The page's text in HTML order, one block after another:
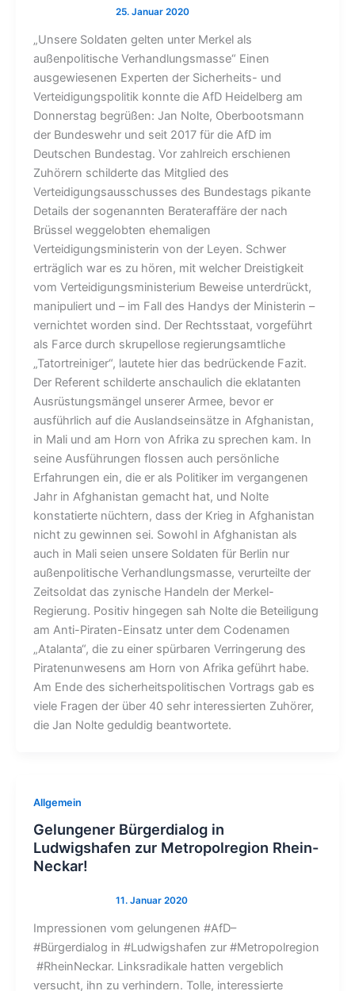
„Unsere Soldaten gelten unter Merkel als
außenpolitische Verhandlungsmasse“ Einen
ausgewiesenen Experten der Sicherheits- und
Verteidigungspolitik konnte die AfD Heidelberg am
Donnerstag begrüßen: Jan Nolte, Oberbootsmann
der Bundeswehr und seit 2017 für die AfD im
Deutschen Bundestag. Vor zahlreich erschienen
Zuhörern schilderte das Mitglied des
Verteidigungsausschusses des Bundestags pikante
Details der sogenannten Berateraffäre der nach
Brüssel weggelobten ehemaligen
Verteidigungsministerin von der Leyen. Schwer
erträglich war es zu hören, mit welcher Dreistigkeit
vom Verteidigungsministerium Beweise unterdrückt,
manipuliert und – im Fall des Handys der Ministerin –
vernichtet worden sind. Der Rechtsstaat, vorgeführt
als Farce durch skrupellose regierungsamtliche
„Tatortreiniger“, lautete hier das bedrückende Fazit.
Der Referent schilderte anschaulich die eklatanten
Ausrüstungsmängel unserer Armee, bevor er
ausführlich auf die Auslandseinsätze in Afghanistan,
in Mali und am Horn von Afrika zu sprechen kam. In
seine Ausführungen flossen auch persönliche
Erfahrungen ein, die er als Politiker im vergangenen
Jahr in Afghanistan gemacht hat, und Nolte
konstatierte nüchtern, dass der Krieg in Afghanistan
nicht zu gewinnen sei. Sowohl in Afghanistan als
auch in Mali seien unsere Soldaten für Berlin nur
außenpolitische Verhandlungsmasse, verurteilte der
Zeitsoldat das zynische Handeln der Merkel-
Regierung. Positiv hingegen sah Nolte die Beteiligung
am Anti-Piraten-Einsatz unter dem Codenamen
„Atalanta“, die zu einer spürbaren Verringerung des
Piratenunwesens am Horn von Afrika geführt habe.
Am Ende des sicherheitspolitischen Vortrags gab es
viele Fragen der über 40 sehr interessierten Zuhörer,
die Jan Nolte geduldig beantwortete.
Allgemein
Gelungener Bürgerdialog in
Ludwigshafen zur Metropolregion Rhein-
Neckar!
Impressionen vom gelungenen #AfD–
#Bürgerdialog in #Ludwigshafen zur #Metropolregion
#RheinNeckar. Linksradikale hatten vergeblich
versucht, ihn zu verhindern. Tolle, interessierte